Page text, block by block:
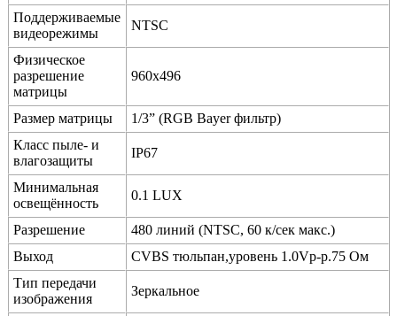
Поддерживаемые
видеорежимы
NTSC
Физическое
разрешение
матрицы
960x496
Размер матрицы
1/3” (RGB Bayer фильтр)
Класс пыле- и
влагозащиты
IP67
Минимальная
освещённость
0.1 LUX
Разрешение
480 линий (NTSC, 60 к/сек макс.)
Выход
CVBS тюльпан,уровень 1.0Vp-p.75 Ом
Тип передачи
изображения
Зеркальное